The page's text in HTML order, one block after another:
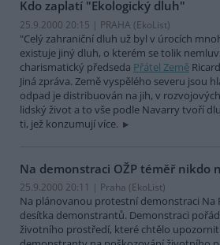
Kdo zaplatí "Ekologický dluh"
25.9.2000 20:15 | PRAHA (EkoList)
"Celý zahraniční dluh už byl v úrocích
existuje jiný dluh, o kterém se tolik
charismatický předseda Přátel Země
Jiná zpráva. Země vyspělého severu jsou
odpad je distribuován na jih, v
lidský život a to vše podle Navarry tvoří
ti, jež konzumují více.
Na demonstraci OŽP téměř nikdo
25.9.2000 20:11 | Praha (EkoList)
Na plánovanou protestní demonstraci Na
desítka demonstrantů. Demonstraci
životního prostředí, které chtělo